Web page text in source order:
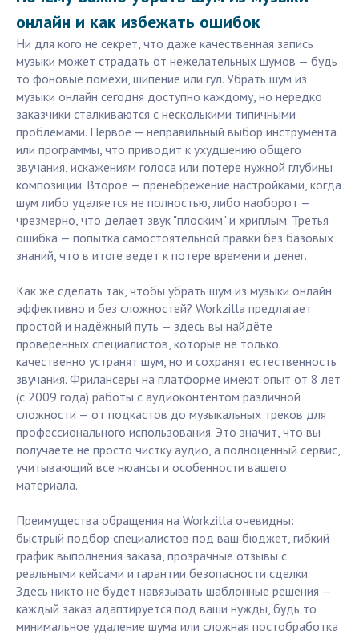
онлайн и как избежать ошибок
Ни для кого не секрет, что даже качественная запись
музыки может страдать от нежелательных шумов — будь
то фоновые помехи, шипение или гул. Убрать шум из
музыки онлайн сегодня доступно каждому, но нередко
заказчики сталкиваются с несколькими типичными
проблемами. Первое — неправильный выбор инструмента
или программы, что приводит к ухудшению общего
звучания, искажениям голоса или потере нужной глубины
композиции. Второе — пренебрежение настройками, когда
шум либо удаляется не полностью, либо наоборот —
чрезмерно, что делает звук "плоским" и хриплым. Третья
ошибка — попытка самостоятельной правки без базовых
знаний, что в итоге ведет к потере времени и денег.
Как же сделать так, чтобы убрать шум из музыки онлайн
эффективно и без сложностей? Workzilla предлагает
простой и надёжный путь — здесь вы найдёте
проверенных специалистов, которые не только
качественно устранят шум, но и сохранят естественность
звучания. Фрилансеры на платформе имеют опыт от 8 лет
(с 2009 года) работы с аудиоконтентом различной
сложности — от подкастов до музыкальных треков для
профессионального использования. Это значит, что вы
получаете не просто чистку аудио, а полноценный сервис,
учитывающий все нюансы и особенности вашего
материала.
Преимущества обращения на Workzilla очевидны:
быстрый подбор специалистов под ваш бюджет, гибкий
график выполнения заказа, прозрачные отзывы с
реальными кейсами и гарантии безопасности сделки.
Здесь никто не будет навязывать шаблонные решения —
каждый заказ адаптируется под ваши нужды, будь то
минимальное удаление шума или сложная постобработка